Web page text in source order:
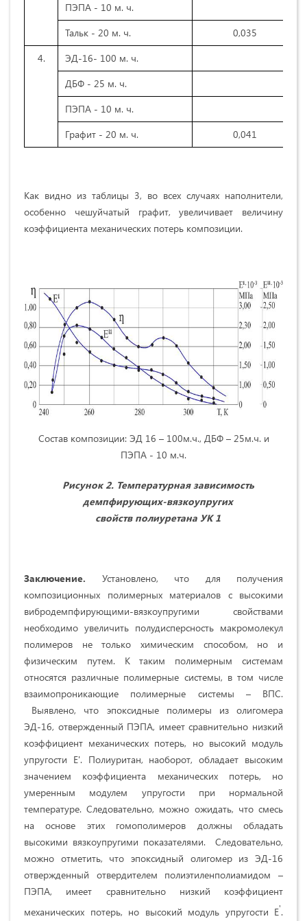
ПЭПА - 10 м. ч.
Тальк - 20 м. ч.
0,035
4.
ЭД-16- 100 м. ч.
ДБФ - 25 м. ч.
ПЭПА - 10 м. ч.
Графит - 20 м. ч.
0,041
Как видно из таблицы 3, во всех случаях наполнители,
особенно чешуйчатый графит, увеличивает величину
коэффициента механических потерь композиции.
Состав композиции: ЭД 16 – 100м.ч., ДБФ – 25м.ч. и
ПЭПА - 10 м.ч.
Рисунок 2. Температурная зависимость
демпфирующих-вязкоупругих
свойств полиуретана УК 1
Заключение. Установлено, что для получения
композиционных полимерных материалов с высокими
вибродемпфирующими-вязкоупругими свойствами
необходимо увеличить полудисперсность макромолекул
полимеров не только химическим способом, но и
физическим путем. К таким полимерным системам
относятся различные полимерные системы, в том числе
взаимопроникающие полимерные системы – ВПС.
Выявлено, что эпоксидные полимеры из олигомера
ЭД-16, отвержденный ПЭПА, имеет сравнительно низкий
коэффициент механических потерь, но высокий модуль
упругости Е'. Полиуритан, наоборот, обладает высоким
значением коэффициента механических потерь, но
умеренным модулем упругости при нормальной
температуре. Следовательно, можно ожидать, что смесь
на основе этих гомополимеров должны обладать
высокими вязкоупругими показателями. Следовательно,
можно отметить, что эпоксидный олигомер из ЭД-16
отвержденный отвердителем полиэтиленполиамидом –
ПЭПА, имеет сравнительно низкий коэффициент
механических потерь, но высокий модуль упругости Еꞌ.